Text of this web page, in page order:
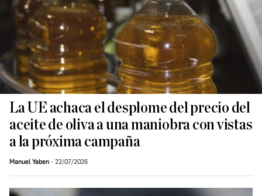
La UE achaca el desplome del precio del
aceite de oliva a una maniobra con vistas
a la próxima campaña
Manuel Yaben 22/07/2026